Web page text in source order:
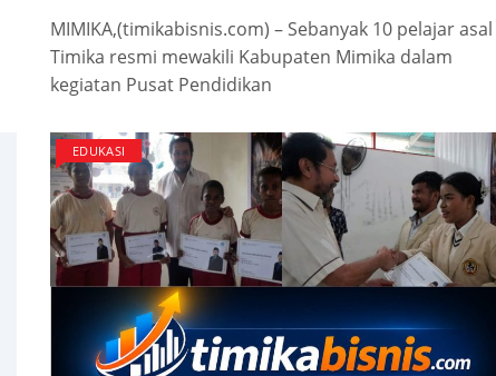
MIMIKA,(timikabisnis.com) – Sebanyak 10 pelajar asal
Timika resmi mewakili Kabupaten Mimika dalam
kegiatan Pusat Pendidikan
EDUKASI